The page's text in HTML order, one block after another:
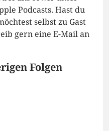
Podcasts. Hast du
selbst zu Gast
gern eine E-Mail an
Folgen